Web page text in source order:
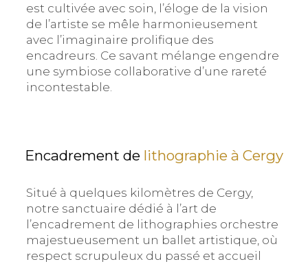
est cultivée avec soin, l’éloge de la vision
de l’artiste se mêle harmonieusement
avec l’imaginaire prolifique des
encadreurs. Ce savant mélange engendre
une symbiose collaborative d’une rareté
incontestable.
Encadrement de lithographie à Cergy
Situé à quelques kilomètres de Cergy,
notre sanctuaire dédié à l’art de
l’encadrement de lithographies orchestre
majestueusement un ballet artistique, où
respect scrupuleux du passé et accueil